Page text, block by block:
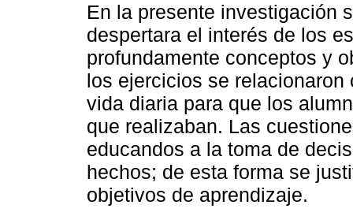
En la presente investigación
despertara el interés de los
profundamente conceptos y
los ejercicios se
vida diaria para que los
que realizaban. Las
educandos a la toma de
hechos; de esta forma se
objetivos de aprendizaje.